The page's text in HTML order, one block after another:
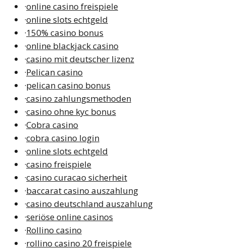
·online casino freispiele
·online slots echtgeld
·150% casino bonus
·online blackjack casino
·casino mit deutscher lizenz
·Pelican casino
·pelican casino bonus
·casino zahlungsmethoden
·casino ohne kyc bonus
·Cobra casino
·cobra casino login
·online slots echtgeld
·casino freispiele
·casino curacao sicherheit
·baccarat casino auszahlung
·casino deutschland auszahlung
·seriöse online casinos
·Rollino casino
·rollino casino 20 freispiele